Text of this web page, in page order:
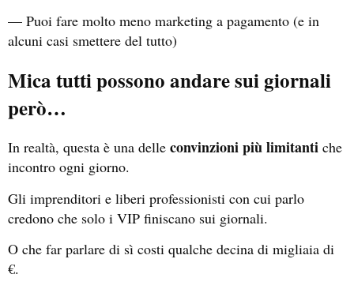
— Puoi fare molto meno marketing a pagamento (e in
alcuni casi smettere del tutto)
Mica tutti possono andare sui giornali
però…
In realtà, questa è una delle convinzioni più limitanti che
incontro ogni giorno.
Gli imprenditori e liberi professionisti con cui parlo
credono che solo i VIP finiscano sui giornali.
O che far parlare di sì costi qualche decina di migliaia di
€.